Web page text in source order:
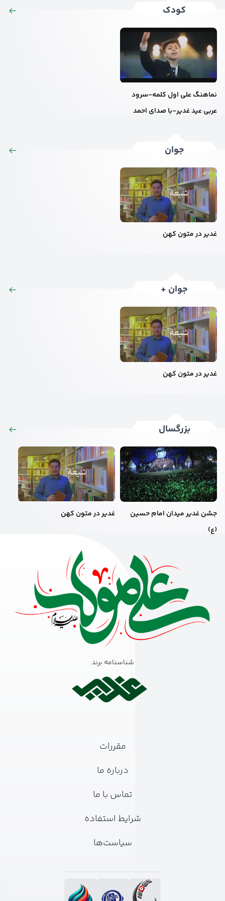
کودک
نماهنگ علی اول کلمه-سرود
عربی عید غدیر-با صدای احمد
جوان
غدیر در متون کهن
جوان +
غدیر در متون کهن
بزرگسال
جشن غدیر میدان امام حسین
(ع)
غدیر در متون کهن
شناسنامه برند
مقررات
درباره ما
تماس با ما
شرایط استفاده
سیاست‌ها